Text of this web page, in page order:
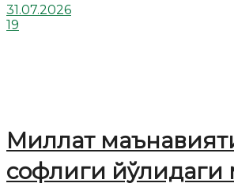
31.07.2026
19
Миллат
софлиги йўлидаги